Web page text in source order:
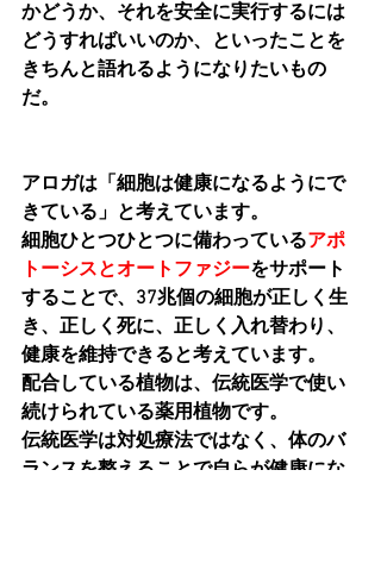
かどうか、それを安全に実行するには
どうすればいいのか、といったことを
きちんと語れるようになりたいもの
だ。
アロガは「 細胞は健康になるようにで
きている」と考えています。
細胞ひとつひとつに備わっているアポ
トーシスとオートファジーをサポート
することで、37兆個の細胞が正しく生
き、正しく死に、正しく入れ替わり、
健康を維持できると考えています。
配合している植物は、伝統医学で使い
続けられている薬用植物です。
伝統医学は対処療法ではなく、 体のバ
ランスを整えることで自らが健康にな